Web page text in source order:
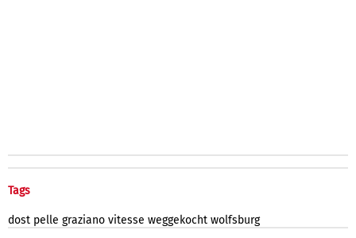
Tags
dost pelle graziano vitesse weggekocht wolfsburg